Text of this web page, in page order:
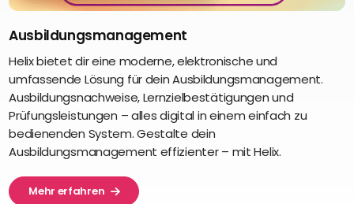
Ausbildungsmanagement
Helix bietet dir eine moderne, elektronische und
umfassende Lösung für dein Ausbildungsmanagement.
Ausbildungsnachweise, Lernzielbestätigungen und
Prüfungsleistungen – alles digital in einem einfach zu
bedienenden System. Gestalte dein
Ausbildungsmanagement effizienter – mit Helix.
Mehr erfahren